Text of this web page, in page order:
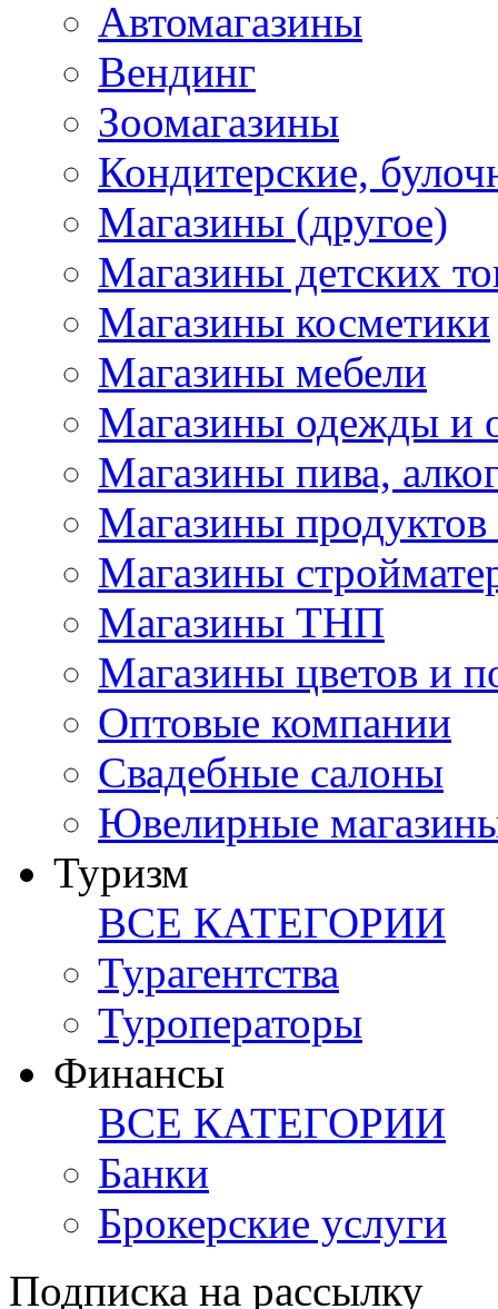
Автомагазины
Вендинг
Зоомагазины
Кондитерские,
Магазины (другое)
Магазины детских
Магазины косметики
Магазины мебели
Магазины одежды и
Магазины пива,
Магазины продуктов
Магазины
Магазины ТНП
Магазины цветов и
Оптовые компании
Свадебные салоны
Ювелирные
Туризм
ВСЕ КАТЕГОРИИ
Турагентства
Туроператоры
Финансы
ВСЕ КАТЕГОРИИ
Банки
Брокерские услуги
Подписка на рассылку